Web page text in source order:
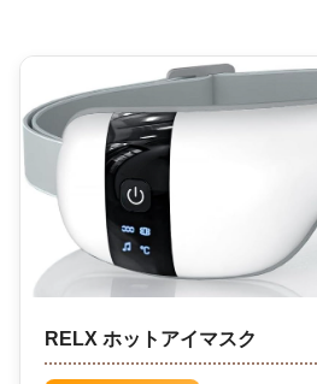
RELX ホットアイマスク